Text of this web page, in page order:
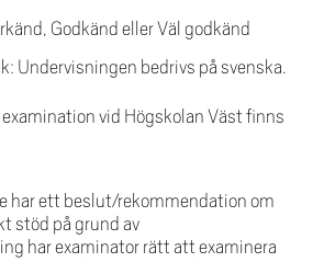
Godkänd eller Väl godkänd
Undervisningen bedrivs på svenska.
examination vid Högskolan Väst finns
har ett beslut/rekommendation om
stöd på grund av
har examinator rätt att examinera